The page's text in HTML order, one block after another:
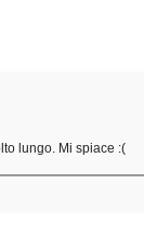
lungo. Mi spiace :(